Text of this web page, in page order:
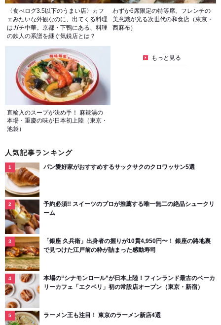
〈食べログ3.5以下のうまい店〉カフ
ェみたいな外観なのに、出てくる料理
はガチ中華。京都・下鴨にある、料理
の鉄人の系譜を継ぐ気鋭店とは？
わずか6席限定の特等席。フレンチの
美意識が光る次世代の和食店（東京・
西麻布）
直輸入のスープが決め手！ 麻辣湯の
本場・重慶の味が日本初上陸（東京・
池袋）
もっと見る
人気記事ランキング
パン愛好家がおすすめするサックサクのクロワッサン5選
予約必須!! スイーツのプロが推薦する唯一無二の絶品シュークリ
ーム
「銀座 久兵衛」出身者の握りが10貫4,950円〜！ 銀座の路地裏
で見つけた江戸前の粋が詰まった感動寿司
本場の“シナモンロール”が日本上陸！フィンランド最古のベーカ
リーカフェ「エクベリ」初の常設店オープン（東京・新宿）
ラーメン王も注目！ 東京のラーメン新店4選